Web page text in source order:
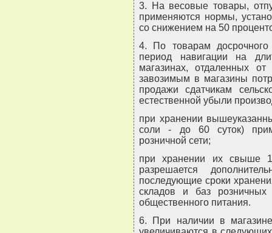
3. На весовые товары,
применяются нормы,
со снижением на 50
4. По товарам
период навигации на
магазинах, отдаленных
завозимым в магазины
продажи сдатчикам
естественной убыли
при хранении
соли - до 60 суток)
розничной сети;
при хранении их свыше
разрешается
последующие сроки
складов и баз розничных
общественного питания.
6. При наличии в